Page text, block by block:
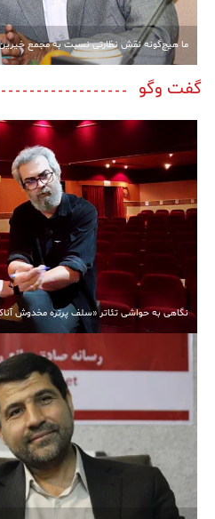
ما هیچ‌گونه نقش نظارتی نسبت به مجمع
گفت وگو
نگاهی به حواشی تئاتر «سلف پرتره مخدوش